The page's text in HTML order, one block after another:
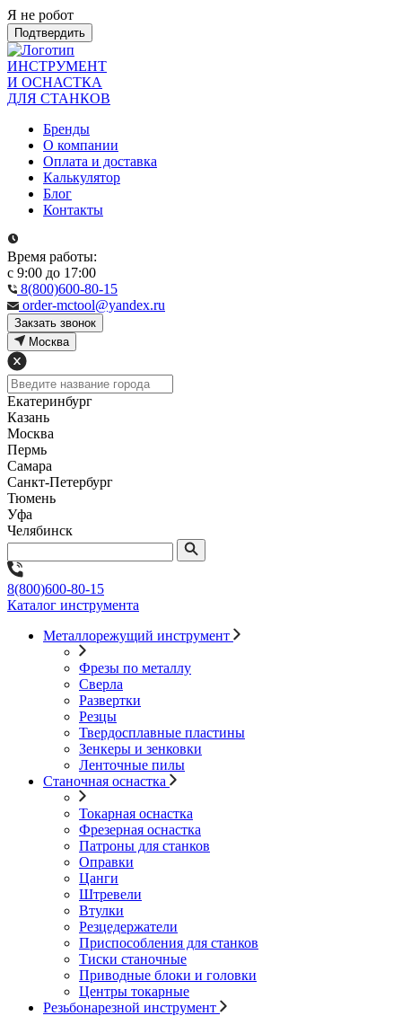
Я не робот
Подтвердить
ИНСТРУМЕНТ
И ОСНАСТКА
ДЛЯ СТАНКОВ
Бренды
О компании
Оплата и доставка
Калькулятор
Блог
Контакты
Время работы:
с 9:00 до 17:00
8(800)600-80-15
order-mctool@yandex.ru
Закзать звонок
Москва
Екатеринбург
Казань
Москва
Пермь
Самара
Санкт-Петербург
Тюмень
Уфа
Челябинск
8(800)600-80-15
Каталог инструмента
Металлорежущий инструмент
Фрезы по металлу
Сверла
Развертки
Резцы
Твердосплавные пластины
Зенкеры и зенковки
Ленточные пилы
Станочная оснастка
Токарная оснастка
Фрезерная оснастка
Патроны для станков
Оправки
Цанги
Штревели
Втулки
Резцедержатели
Приспособления для станков
Тиски станочные
Приводные блоки и головки
Центры токарные
Резьбонарезной инструмент